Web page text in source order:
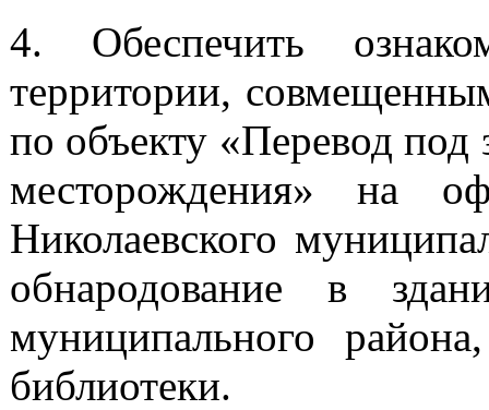
4. Обеспечить
территории,
по объекту «Перевод
месторождения» на
Николаевского
обнародование в
муниципального
библиотеки.